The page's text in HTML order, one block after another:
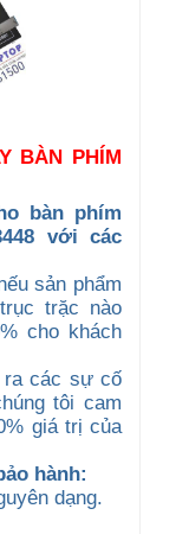
BÀN PHÍM
bàn phím
với các
sản phẩm
trặc nào
cho khách
ra các sự cố
tôi cam
giá trị của
hành:
dạng.